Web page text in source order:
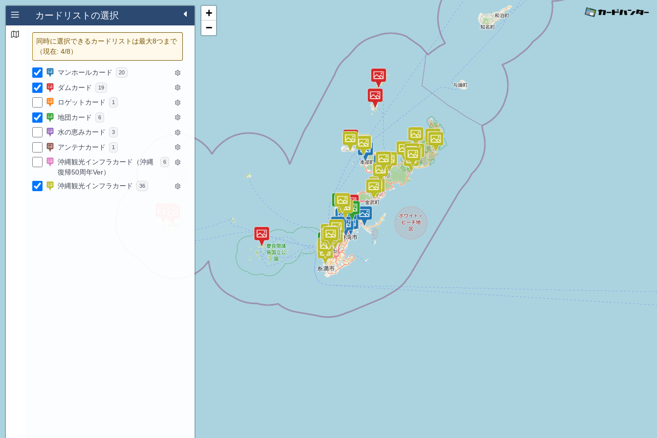
カードリストの選択
同時に選択できるカードリストは最大8つまで
（現在: 4/8）
マンホールカード 20
ダムカード 19
ロゲットカード 1
地団カード 6
水の恵みカード 3
アンテナカード 1
沖縄観光インフラカード（沖縄
復帰50周年Ver）
6
沖縄観光インフラカード 36
+
−